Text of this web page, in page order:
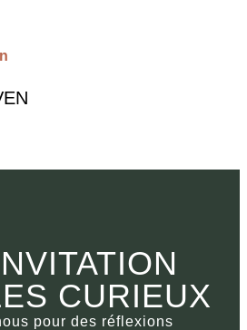
CURIEUX
pour des réflexions